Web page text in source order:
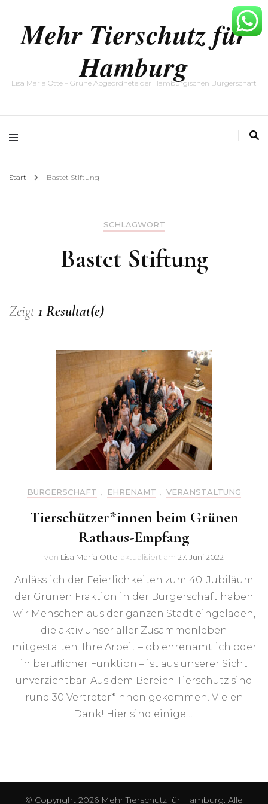
Mehr Tierschutz für
Hamburg
Lisa Maria Otte – Grüne Abgeordnete der Hamburgischen Bürgerschaft
Start Bastet Stiftung
SCHLAGWORT
Bastet Stiftung
Zeigt 1 Resultat(e)
BÜRGERSCHAFT , EHRENAMT , VERANSTALTUNG
Tierschützer*innen beim Grünen
Rathaus-Empfang
von Lisa Maria Otte aktualisiert am 27. Juni 2022
Anlässlich der Feierlichkeiten zum 40. Jubiläum
der Grünen Fraktion in der Bürgerschaft haben
wir Menschen aus der ganzen Stadt eingeladen,
die aktiv unser aller Zusammenleben
mitgestalten. Ihre Arbeit – ob ehrenamtlich oder
in beruflicher Funktion – ist aus unserer Sicht
unverzichtbar. Aus dem Bereich Tierschutz sind
rund 30 Vertreter*innen gekommen. Vielen
Dank! Hier sind einige …
© Copyright 2026 Mehr Tierschutz für Hamburg. Alle